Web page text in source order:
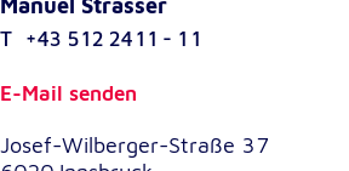
Manuel Strasser
T +43 512 2411 - 11
E-Mail senden
Josef-Wilberger-Straße 37
Statistik
Statistik Cookies erfassen
Diese Informationen helfen uns